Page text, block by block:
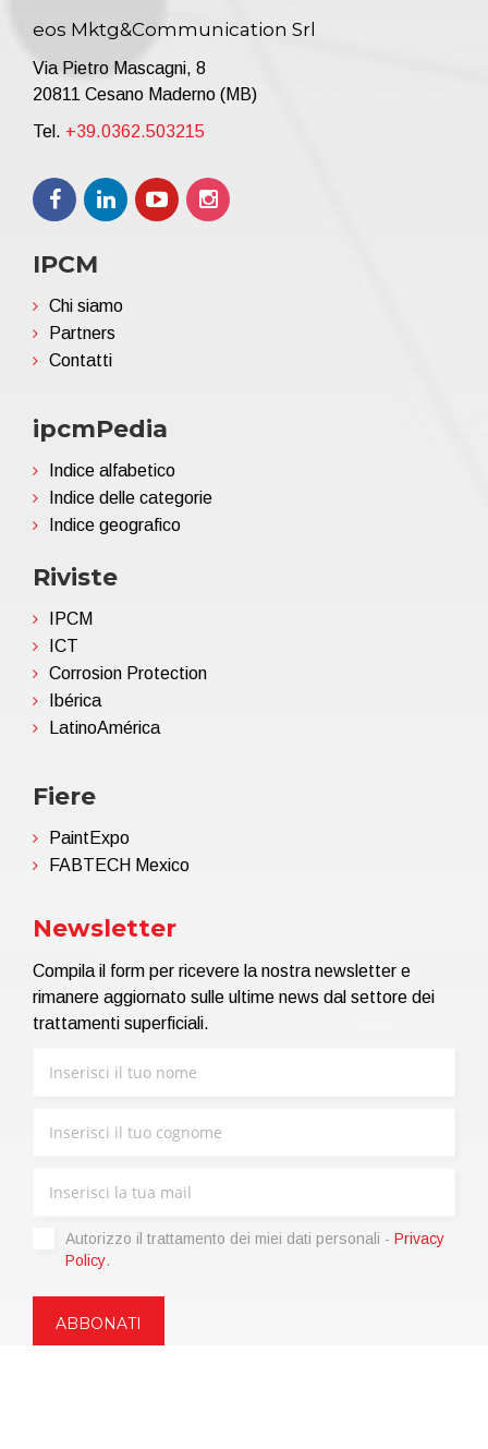
eos Mktg&Communication Srl
Via Pietro Mascagni, 8
20811 Cesano Maderno (MB)
Tel. +39.0362.503215
IPCM
Chi siamo
Partners
Contatti
ipcmPedia
Indice alfabetico
Indice delle categorie
Indice geografico
Riviste
IPCM
ICT
Corrosion Protection
Ibérica
LatinoAmérica
Fiere
PaintExpo
FABTECH Mexico
Newsletter
Compila il form per ricevere la nostra newsletter e
rimanere aggiornato sulle ultime news dal settore dei
trattamenti superficiali.
Autorizzo il trattamento dei miei dati personali - Privacy
Policy.